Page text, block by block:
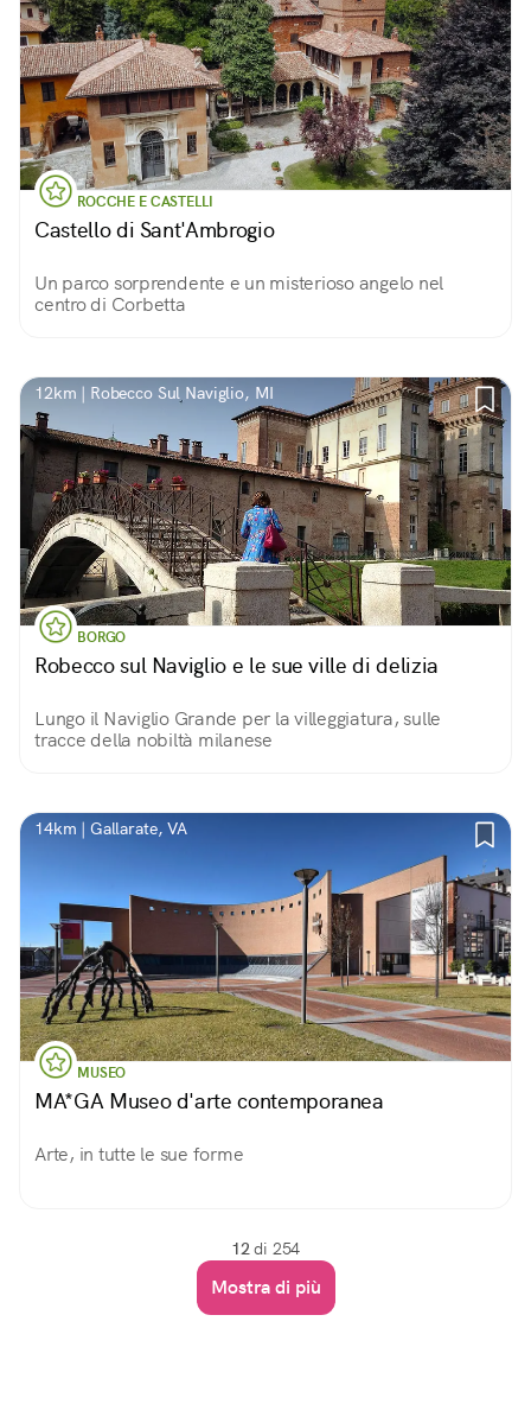
ROCCHE E CASTELLI
Castello di Sant'Ambrogio
Un parco sorprendente e un misterioso angelo nel
centro di Corbetta
12km | Robecco Sul Naviglio, MI
BORGO
Robecco sul Naviglio e le sue ville di delizia
Lungo il Naviglio Grande per la villeggiatura, sulle
tracce della nobiltà milanese
14km | Gallarate, VA
MUSEO
MA*GA Museo d'arte contemporanea
Arte, in tutte le sue forme
12di 254
Mostra di più